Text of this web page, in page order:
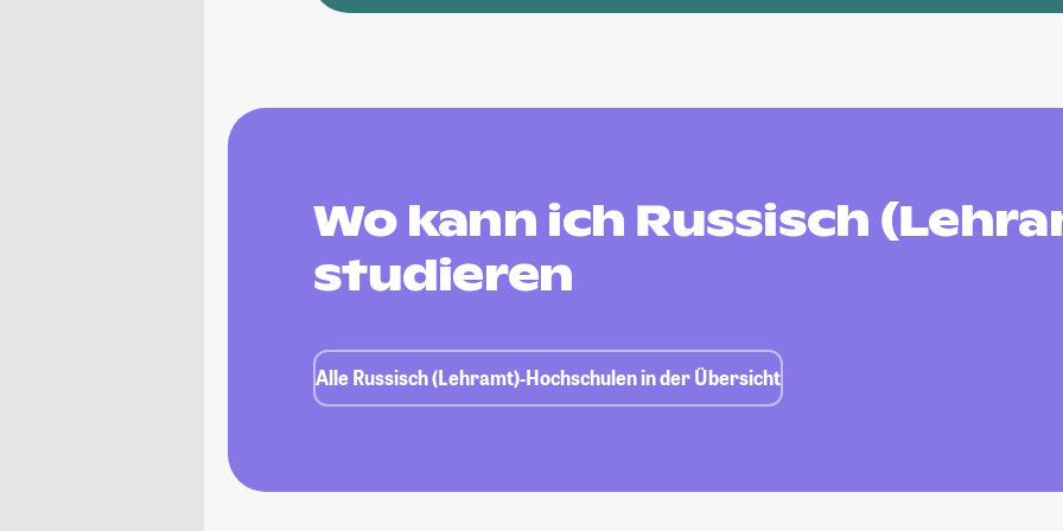
Wo kann ich Russisch
studieren
Alle Russisch (Lehramt)-Hochschulen in der Übersicht